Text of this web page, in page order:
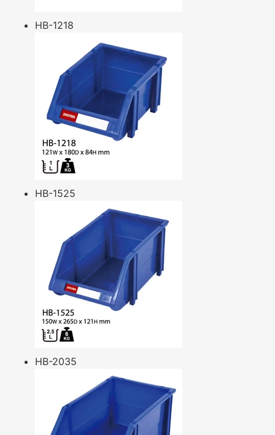
HB-1218
HB-1525
HB-2035